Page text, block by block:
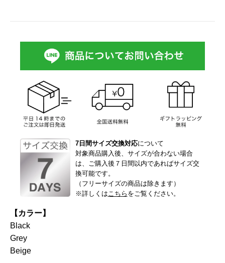
7日間サイズ交換対応について
対象商品購入後、サイズが合わない場合
は、ご購入後７日間以内であればサイズ交
換可能です。
（フリーサイズの商品は除きます）
※詳しくは こちら をご覧ください。
【カラー】
Black
Grey
Beige